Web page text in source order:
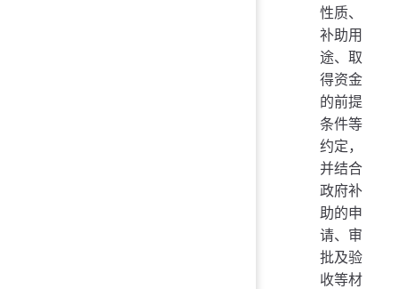
性质、
补助用
途、取
得资金
的前提
条件等
约定，
并结合
政府补
助的申
请、审
批及验
收等材